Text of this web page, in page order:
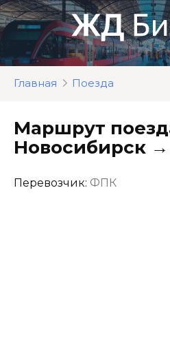
Перейти
к
контенту
Главная Поезда
Маршрут
Новосибирск
Перевозчик: ФПК